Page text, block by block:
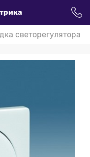
светорегулятора